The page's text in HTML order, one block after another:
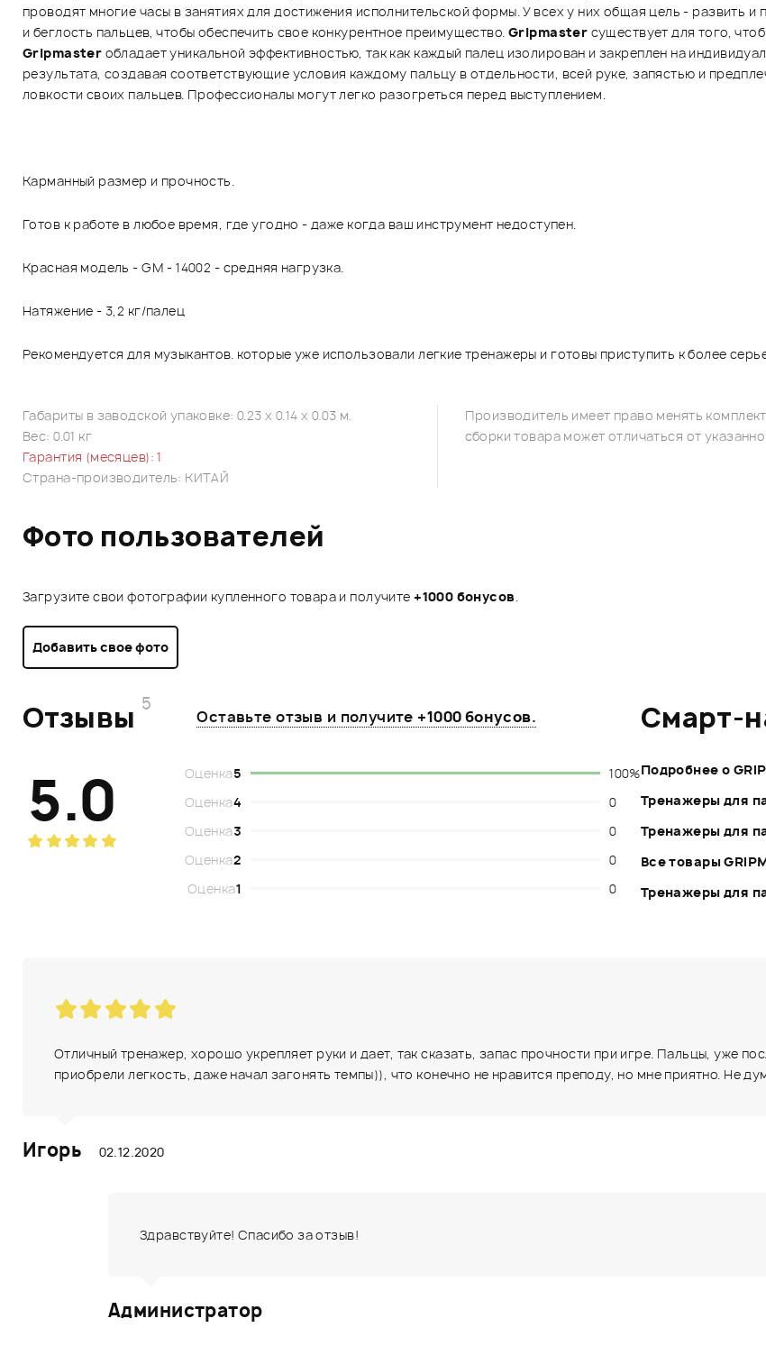
проводят многие часы в занятиях для достижения исполнительской формы. У всех у них общая цель - развить
и беглость пальцев, чтобы обеспечить свое конкурентное преимущество. Gripmaster существует для того,
Gripmaster обладает уникальной эффективностью, так как каждый палец изолирован и закреплен на
результата, создавая соответствующие условия каждому пальцу в отдельности, всей руке, запястью и
ловкости своих пальцев. Профессионалы могут легко разогреться перед выступлением.
Карманный размер и прочность.
Готов к работе в любое время, где угодно - даже когда ваш инструмент недоступен.
Красная модель - GM - 14002 - средняя нагрузка.
Натяжение - 3,2 кг/палец
Рекомендуется для музыкантов. которые уже использовали легкие тренажеры и готовы приступить к более
Габариты в заводской упаковке: 0.23 x 0.14 x 0.03 м.
Вес: 0.01 кг
Гарантия (месяцев): 1
Страна-производитель: КИТАЙ
Производитель имеет право менять
сборки товара может отличаться от
Фото пользователей
Загрузите свои фотографии купленного товара и получите+1000 бонусов.
Добавить свое фото
Отзывы 5
Оставьте отзыв и получите +1000 бонусов.
5.0 Оценка5
100%
Оценка4
0
Оценка3
0
Оценка2
0
Оценка1 0
Смарт-
Подробнее о
Тренажеры для
Тренажеры для
Все товары
Тренажеры для
Отличный тренажер, хорошо укрепляет руки и дает, так сказать, запас прочности при игре. Пальцы, уже
приобрели легкость, даже начал загонять темпы)), что конечно не нравится преподу, но мне приятно. Не
Игорь 02.12.2020
Здравствуйте! Спасибо за отзыв!
Администратор